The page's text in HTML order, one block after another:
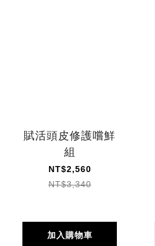
賦活頭皮修護嚐鮮
組
NT$2,560
NT$3,340
加入購物車